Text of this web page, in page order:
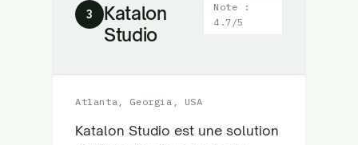
3
Katalon
Studio
Note :
4.7/5
Atlanta, Georgia, USA
Katalon Studio est une solution